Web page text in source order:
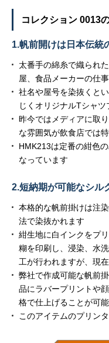
コレクション 0013
1.帆前開けは日本伝統
太番手の綿糸で織られ
屋、食品メーカーの仕
社名や屋号を染抜くと
じくオリジナルTシャ
昨今ではメディアに取
な雰囲気が飲食店では
HMK213は定番の紺色
なっています
2.短納期が可能なシル
本格的な帆前掛けは注
法で染抜かれます
紺生地に白インクをプ
糊を印刷し、浸染、水
工が行われますが、現
弊社で作成可能な帆前
品にラバープリントや
格で仕上げることが可
このアイテムのプリン